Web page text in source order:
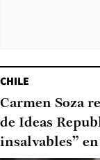
CHILE
Carmen Soza
de Ideas
insalvables”